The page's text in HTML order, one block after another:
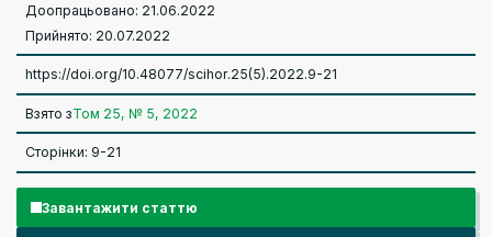
Доопрацьовано: 21.06.2022
Прийнято: 20.07.2022
https://doi.org/10.48077/scihor.25(5).2022.9-21
Взято зТом 25, № 5, 2022
Сторінки: 9-21
Завантажити статтю